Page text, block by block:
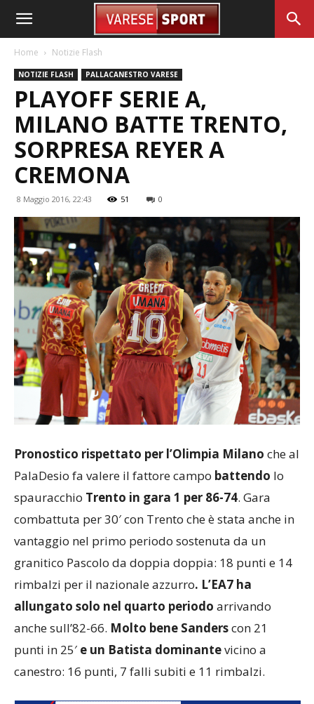
Home Notizie Flash
NOTIZIE FLASH PALLACANESTRO VARESE
PLAYOFF SERIE A,
MILANO BATTE TRENTO,
SORPRESA REYER A
CREMONA
8 Maggio 2016, 22:43 51 0
Pronostico rispettato per l’Olimpia Milano che al
PalaDesio fa valere il fattore campo battendo lo
spauracchio Trento in gara 1 per 86-74. Gara
combattuta per 30′ con Trento che è stata anche in
vantaggio nel primo periodo sostenuta da un
granitico Pascolo da doppia doppia: 18 punti e 14
rimbalzi per il nazionale azzurro. L’EA7 ha
allungato solo nel quarto periodo arrivando
anche sull’82-66. Molto bene Sanderscon 21
punti in 25′ e un Batista dominantevicino a
canestro: 16 punti, 7 falli subiti e 11 rimbalzi.